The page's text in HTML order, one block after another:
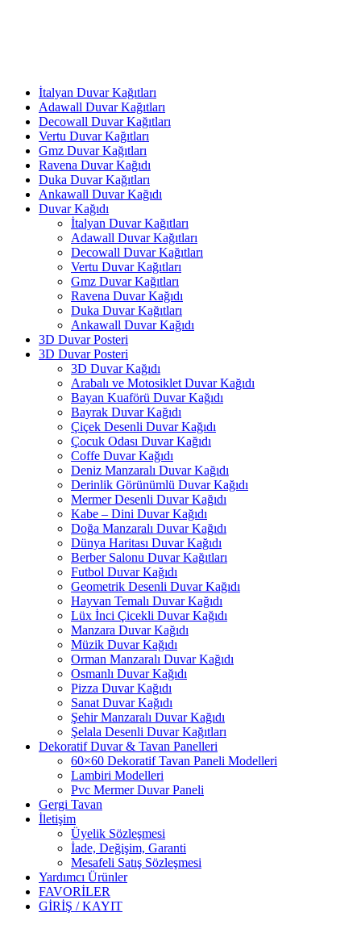
İtalyan Duvar Kağıtları
Adawall Duvar Kağıtları
Decowall Duvar Kağıtları
Vertu Duvar Kağıtları
Gmz Duvar Kağıtları
Ravena Duvar Kağıdı
Duka Duvar Kağıtları
Ankawall Duvar Kağıdı
Duvar Kağıdı
İtalyan Duvar Kağıtları
Adawall Duvar Kağıtları
Decowall Duvar Kağıtları
Vertu Duvar Kağıtları
Gmz Duvar Kağıtları
Ravena Duvar Kağıdı
Duka Duvar Kağıtları
Ankawall Duvar Kağıdı
3D Duvar Posteri
3D Duvar Posteri
3D Duvar Kağıdı
Arabalı ve Motosiklet Duvar Kağıdı
Bayan Kuaförü Duvar Kağıdı
Bayrak Duvar Kağıdı
Çiçek Desenli Duvar Kağıdı
Çocuk Odası Duvar Kağıdı
Coffe Duvar Kağıdı
Deniz Manzaralı Duvar Kağıdı
Derinlik Görünümlü Duvar Kağıdı
Mermer Desenli Duvar Kağıdı
Kabe – Dini Duvar Kağıdı
Doğa Manzaralı Duvar Kağıdı
Dünya Haritası Duvar Kağıdı
Berber Salonu Duvar Kağıtları
Futbol Duvar Kağıdı
Geometrik Desenli Duvar Kağıdı
Hayvan Temalı Duvar Kağıdı
Lüx İnci Çicekli Duvar Kağıdı
Manzara Duvar Kağıdı
Müzik Duvar Kağıdı
Orman Manzaralı Duvar Kağıdı
Osmanlı Duvar Kağıdı
Pizza Duvar Kağıdı
Sanat Duvar Kağıdı
Şehir Manzaralı Duvar Kağıdı
Şelala Desenli Duvar Kağıtları
Dekoratif Duvar & Tavan Panelleri
60×60 Dekoratif Tavan Paneli Modelleri
Lambiri Modelleri
Pvc Mermer Duvar Paneli
Gergi Tavan
İletişim
Üyelik Sözleşmesi
İade, Değişim, Garanti
Mesafeli Satış Sözleşmesi
Yardımcı Ürünler
FAVORİLER
GİRİŞ / KAYIT